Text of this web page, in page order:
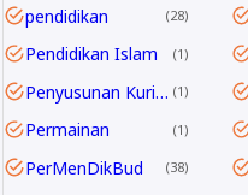
pendidikan 28
Pendidikan Islam 1
Penyusunan Kurikulum 1
Permainan 1
PerMenDikBud 38